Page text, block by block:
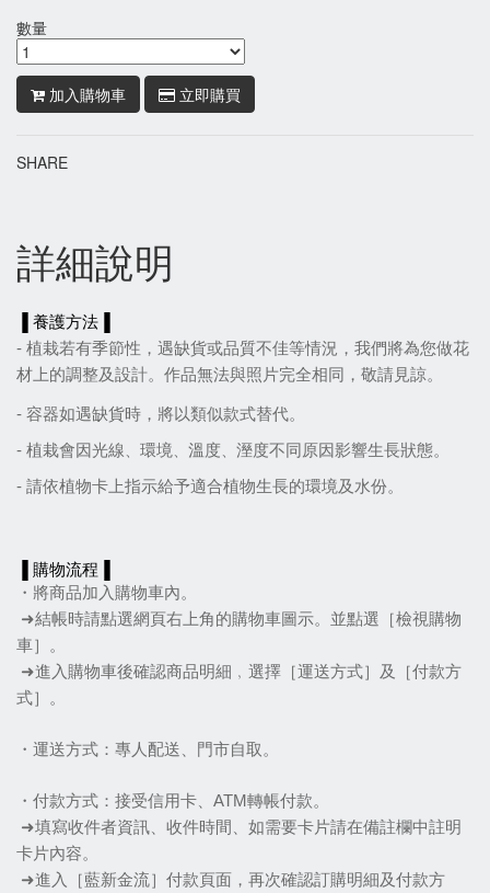
數量
加入購物車 立即購買
SHARE
詳細說明
▐ 養護方法▐
- 植栽若有季節性，遇缺貨或品質不佳等情況，我們將為您做花
材上的調整及設計。作品無法與照片完全相同，敬請見諒。
- 容器如遇缺貨時，將以類似款式替代。
- 植栽會因光線 環境 溫度 溼度不同原因影響生長狀態。
- 請依植物卡上指示給予適合植物生長的環境及水份。
▐ 購物流程▐
・將商品加入購物車內。
➜結帳時請點選網頁右上角的購物車圖示。並點選［檢視購物
車］。
➜進入購物車後確認商品明細﹐選擇［運送方式］及［付款方
式］。
・運送方式：專人配送、門市自取。
・付款方式：接受信用卡、ATM轉帳付款。
➜填寫收件者資訊、收件時間、如需要卡片請在備註欄中註明
卡片內容。
➜進入［藍新金流］付款頁面，再次確認訂購明細及付款方